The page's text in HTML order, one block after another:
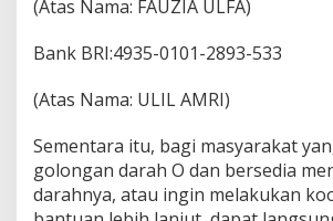
(Atas Nama: FAUZIA ULFA)
Bank BRI:4935-0101-2893-533
(Atas Nama: ULIL AMRI)
Sementara itu, bagi masyarakat
golongan darah O dan bersedia
darahnya, atau ingin melakukan